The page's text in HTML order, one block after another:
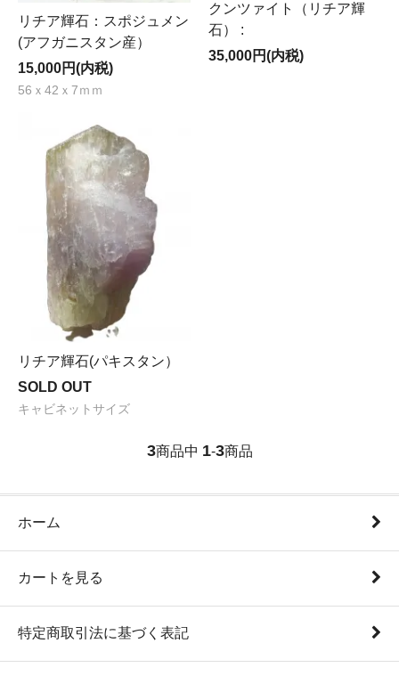
リチア輝石：スポジュメン
(アフガニスタン産）
15,000円(内税)
56ｘ42ｘ7ｍｍ
クンツァイト（リチア輝
石） :
35,000円(内税)
リチア輝石(パキスタン）
SOLD OUT
キャビネットサイズ
3商品中 1-3商品
ホーム
カートを見る
特定商取引法に基づく表記